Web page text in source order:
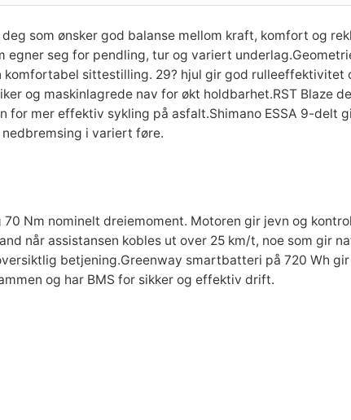
som ønsker god balanse mellom kraft, komfort og
seg for pendling, tur og variert
sittestilling. 29? hjul gir god rulleeffektivitet
og maskinlagrede nav for økt holdbarhet.RST Blaze
for mer effektiv sykling på asfalt.Shimano ESSA 9-delt
i variert føre.
Nm nominelt dreiemoment. Motoren gir jevn og
når assistansen kobles ut over 25 km/t, noe som gir
betjening.Greenway smartbatteri på 720 Wh
og har BMS for sikker og effektiv drift.